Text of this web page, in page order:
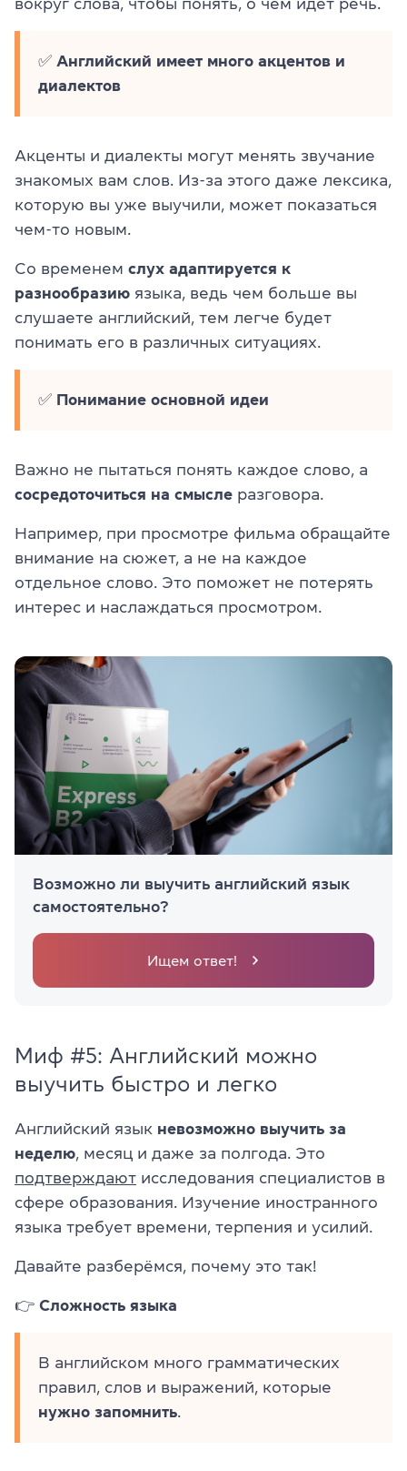
вокруг слова, чтобы понять, о чём идёт речь.
✅ Английский имеет много акцентов и
диалектов
Акценты и диалекты могут менять звучание
знакомых вам слов. Из-за этого даже лексика,
которую вы уже выучили, может показаться
чем-то новым.
Со временем слух адаптируется к
разнообразию языка, ведь чем больше вы
слушаете английский, тем легче будет
понимать его в различных ситуациях.
✅ Понимание основной идеи
Важно не пытаться понять каждое слово, а
сосредоточиться на смысле разговора.
Например, при просмотре фильма обращайте
внимание на сюжет, а не на каждое
отдельное слово. Это поможет не потерять
интерес и наслаждаться просмотром.
Возможно ли выучить английский язык
самостоятельно?
Ищем ответ!
Миф #5: Английский можно
выучить быстро и легко
Английский язык невозможно выучить за
неделю, месяц и даже за полгода. Это
подтверждают исследования специалистов в
сфере образования. Изучение иностранного
языка требует времени, терпения и усилий.
Давайте разберёмся, почему это так!
👉 Сложность языка
В английском много грамматических
правил, слов и выражений, которые
нужно запомнить.